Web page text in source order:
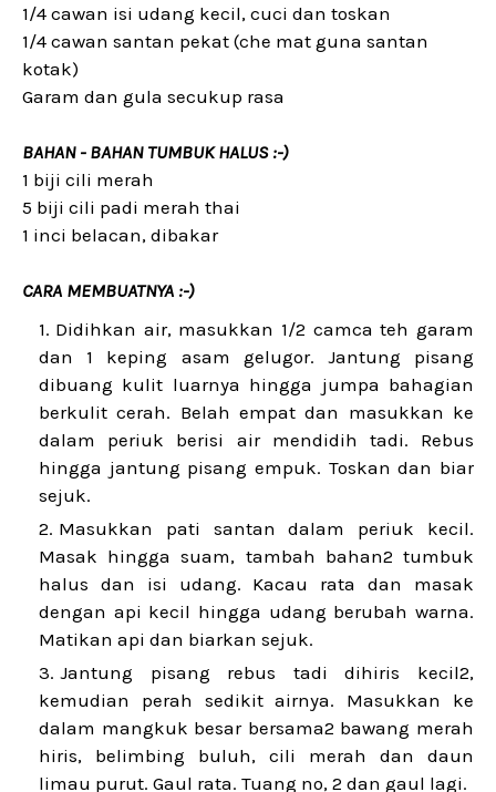
1/4 cawan isi udang kecil, cuci dan toskan
1/4 cawan santan pekat (che mat guna santan
kotak)
Garam dan gula secukup rasa
BAHAN - BAHAN TUMBUK HALUS :-)
1 biji cili merah
5 biji cili padi merah thai
1 inci belacan, dibakar
CARA MEMBUATNYA :-)
Didihkan air, masukkan 1/2 camca teh garam
dan 1 keping asam gelugor. Jantung pisang
dibuang kulit luarnya hingga jumpa bahagian
berkulit cerah. Belah empat dan masukkan ke
dalam periuk berisi air mendidih tadi. Rebus
hingga jantung pisang empuk. Toskan dan biar
sejuk.
Masukkan pati santan dalam periuk kecil.
Masak hingga suam, tambah bahan2 tumbuk
halus dan isi udang. Kacau rata dan masak
dengan api kecil hingga udang berubah warna.
Matikan api dan biarkan sejuk.
Jantung pisang rebus tadi dihiris kecil2,
kemudian perah sedikit airnya. Masukkan ke
dalam mangkuk besar bersama2 bawang merah
hiris, belimbing buluh, cili merah dan daun
limau purut. Gaul rata. Tuang no, 2 dan gaul lagi.